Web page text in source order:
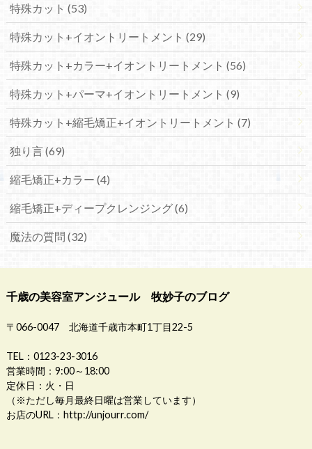
特殊カット (53)
特殊カット+イオントリートメント (29)
特殊カット+カラー+イオントリートメント (56)
特殊カット+パーマ+イオントリートメント (9)
特殊カット+縮毛矯正+イオントリートメント (7)
独り言 (69)
縮毛矯正+カラー (4)
縮毛矯正+ディープクレンジング (6)
魔法の質問 (32)
千歳の美容室アンジュール 牧妙子のブログ
〒066-0047 北海道千歳市本町1丁目22-5
TEL：0123-23-3016
営業時間：9:00～18:00
定休日：火・日
（※ただし毎月最終日曜は営業しています）
お店のURL： http://unjourr.com/